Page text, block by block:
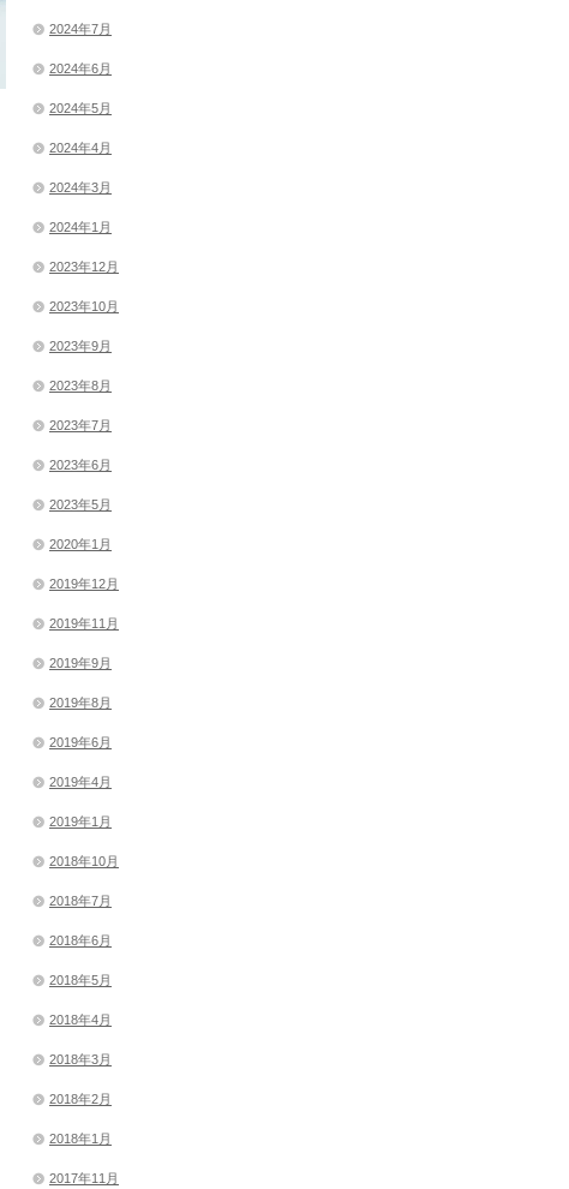
2024年7月
2024年6月
2024年5月
2024年4月
2024年3月
2024年1月
2023年12月
2023年10月
2023年9月
2023年8月
2023年7月
2023年6月
2023年5月
2020年1月
2019年12月
2019年11月
2019年9月
2019年8月
2019年6月
2019年4月
2019年1月
2018年10月
2018年7月
2018年6月
2018年5月
2018年4月
2018年3月
2018年2月
2018年1月
2017年11月